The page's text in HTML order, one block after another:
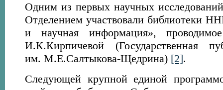
Одним из первых научных
Отделением участвовали библиотеки
и научная информация»,
И.К.Кирпичевой (Государственная
им. М.Е.Салтыкова-Щедрина) [2].
Следующей крупной единой